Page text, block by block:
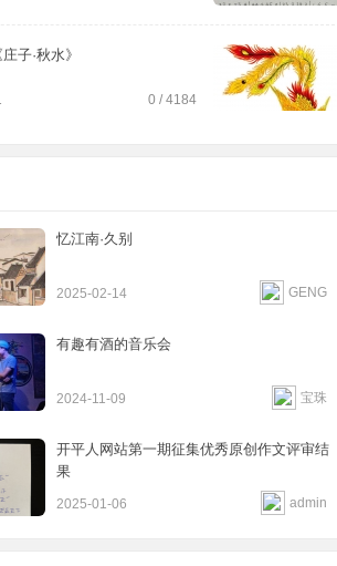
子·秋水》
0 / 4184
》原创歌曲DEMO版 DANNY
忆江南·久别
2025-02-14 GENG
有趣有酒的音乐会
2024-11-09 宝珠
开平人网站第一期征集优秀原创作文评审结
果
2025-01-06 admin